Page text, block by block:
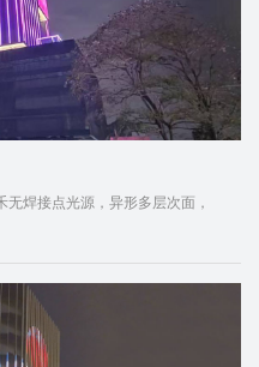
焊接点光源，异形多层次面，